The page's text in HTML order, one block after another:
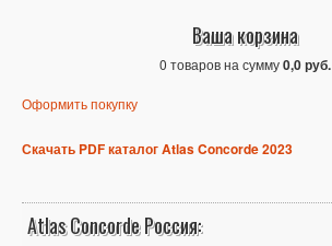
Ваша корзина
0 товаров на сумму0,0 руб.
Оформить покупку
Скачать PDF каталог Atlas Concorde 2023
Atlas Concorde Россия: